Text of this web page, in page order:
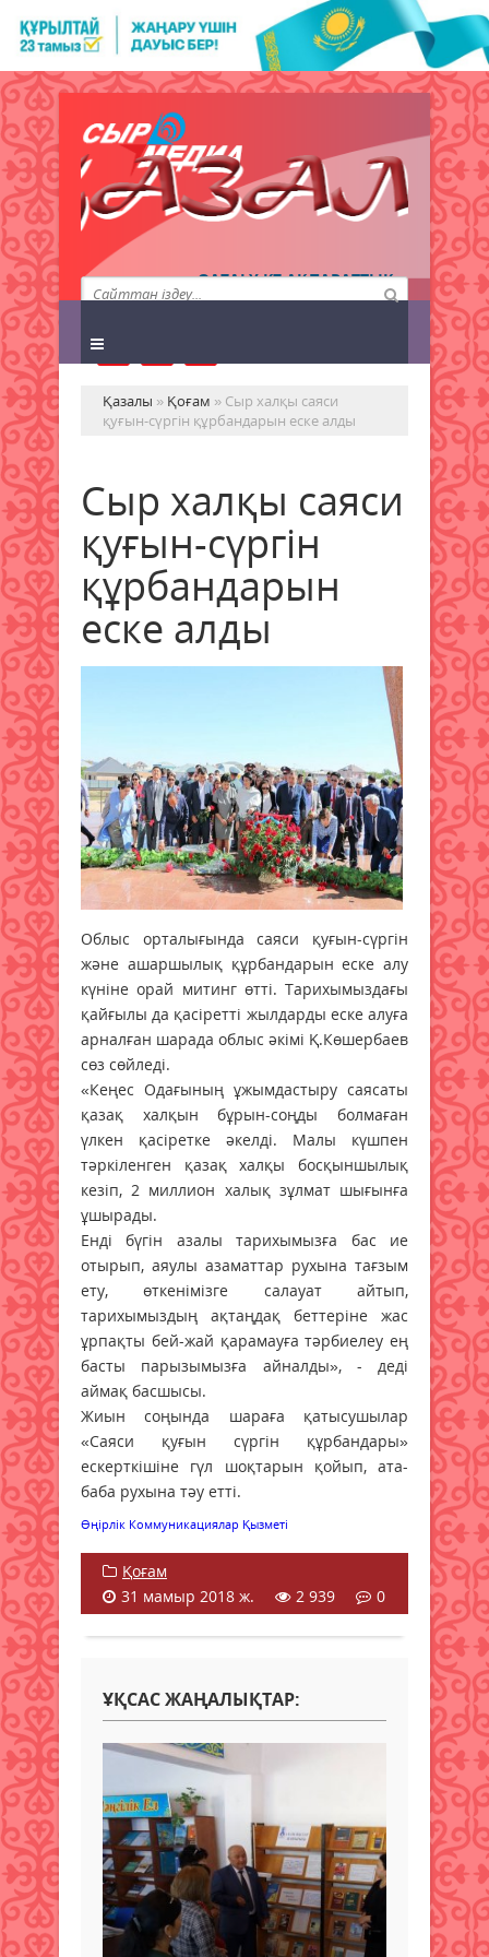
QAZALY.KZ АҚПАРАТТЫҚ
АГЕНТТІГІ
Қазалы » Қоғам » Сыр халқы саяси
қуғын-сүргін құрбандарын еске алды
Сыр халқы саяси
қуғын-сүргін
құрбандарын
еске алды
Облыс орталығында саяси қуғын-сүргін
және ашаршылық құрбандарын еске алу
күніне орай митинг өтті. Тарихымыздағы
қайғылы да қасіретті жылдарды еске алуға
арналған шарада облыс әкімі Қ.Көшербаев
сөз сөйледі.
«Кеңес Одағының ұжымдастыру саясаты
қазақ халқын бұрын-соңды болмаған
үлкен қасіретке әкелді. Малы күшпен
тәркіленген қазақ халқы босқыншылық
кезіп, 2 миллион халық зұлмат шығынға
ұшырады.
Енді бүгін азалы тарихымызға бас ие
отырып, аяулы азаматтар рухына тағзым
ету, өткенімізге салауат айтып,
тарихымыздың ақтаңдақ беттеріне жас
ұрпақты бей-жай қарамауға тәрбиелеу ең
басты парызымызға айналды», - деді
аймақ басшысы.
Жиын соңында шараға қатысушылар
«Саяси қуғын сүргін құрбандары»
ескерткішіне гүл шоқтарын қойып, ата-
баба рухына тәу етті.
Өңірлік Коммуникациялар Қызметі
Қоғам
31 мамыр 2018 ж.
2 939 0
ҰҚСАС ЖАҢАЛЫҚТАР: